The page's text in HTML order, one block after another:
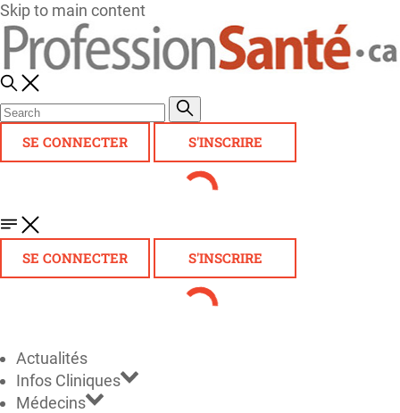
Skip to main content
SE CONNECTER S'INSCRIRE
SE CONNECTER S'INSCRIRE
Actualités
Infos Cliniques
Médecins